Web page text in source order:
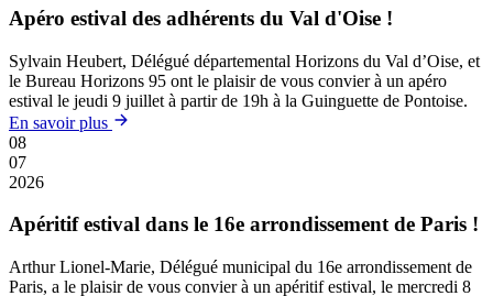
Apéro estival des adhérents du Val d'Oise !
Sylvain Heubert, Délégué départemental Horizons du Val d’Oise, et
le Bureau Horizons 95 ont le plaisir de vous convier à un apéro
estival le jeudi 9 juillet à partir de 19h à la Guinguette de Pontoise.
En savoir plus
08
07
2026
Apéritif estival dans le 16e arrondissement de Paris !
Arthur Lionel-Marie, Délégué municipal du 16e arrondissement de
Paris, a le plaisir de vous convier à un apéritif estival, le mercredi 8